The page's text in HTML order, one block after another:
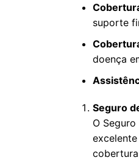
suporte
doença
Seguro
O